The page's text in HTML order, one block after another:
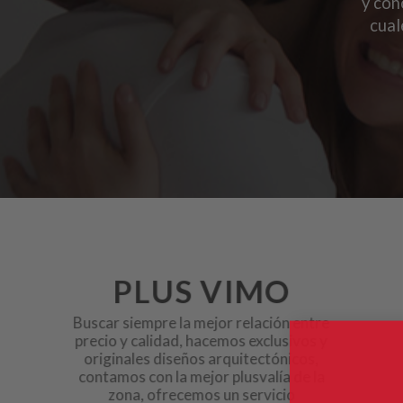
PLUS VIMO
Buscar siempre la mejor relación entre
precio y calidad, hacemos exclusivos y
originales diseños arquitectónicos,
contamos con la mejor plusvalía de la
zona, ofrecemos un servicio